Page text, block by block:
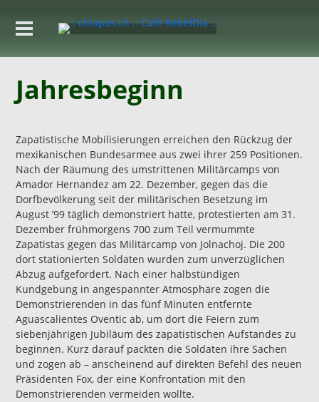
Jahresbeginn
Zapatistische Mobilisierungen erreichen den Rückzug der
mexikanischen Bundesarmee aus zwei ihrer 259 Positionen.
Nach der Räumung des umstrittenen Militärcamps von
Amador Hernandez am 22. Dezember, gegen das die
Dorfbevölkerung seit der militärischen Besetzung im
August ’99 täglich demonstriert hatte, protestierten am 31.
Dezember frühmorgens 700 zum Teil vermummte
Zapatistas gegen das Militärcamp von Jolnachoj. Die 200
dort stationierten Soldaten wurden zum unverzüglichen
Abzug aufgefordert. Nach einer halbstündigen
Kundgebung in angespannter Atmosphäre zogen die
Demonstrierenden in das fünf Minuten entfernte
Aguascalientes Oventic ab, um dort die Feiern zum
siebenjährigen Jubiläum des zapatistischen Aufstandes zu
beginnen. Kurz darauf packten die Soldaten ihre Sachen
und zogen ab – anscheinend auf direkten Befehl des neuen
Präsidenten Fox, der eine Konfrontation mit den
Demonstrierenden vermeiden wollte.